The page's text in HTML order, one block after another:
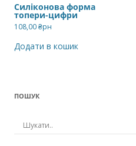
Силіконова форма
топери-цифри
108,00₴рн
Додати в кошик
ПОШУК